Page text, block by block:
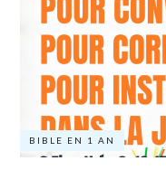
BIBLE EN 1 AN